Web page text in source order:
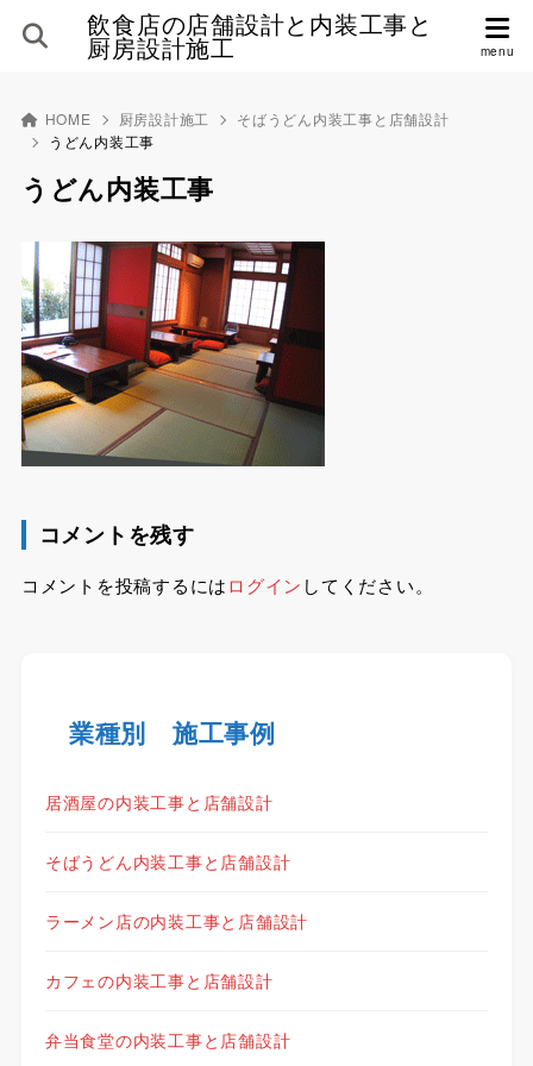
飲食店の店舗設計と内装工事と
厨房設計施工
HOME 厨房設計施工
そばうどん内装工事と店舗設計
うどん内装工事
うどん内装工事
コメントを残す
コメントを投稿するにはログイン してください。
業種別 施工事例
居酒屋の内装工事と店舗設計
そばうどん内装工事と店舗設計
ラーメン店の内装工事と店舗設計
カフェの内装工事と店舗設計
弁当食堂の内装工事と店舗設計